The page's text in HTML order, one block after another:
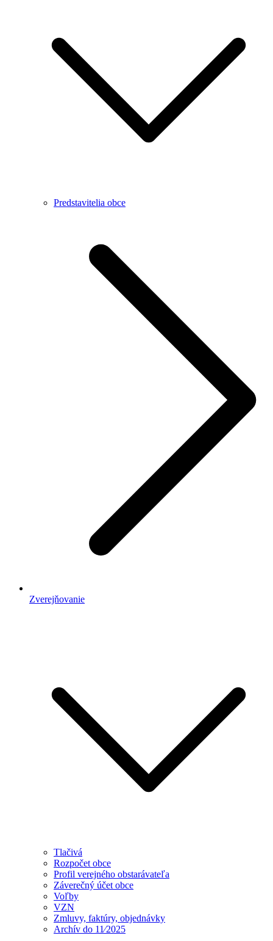
Predstavitelia obce
Zverejňovanie
Tlačivá
Rozpočet obce
Profil verejného obstarávateľa
Záverečný účet obce
Voľby
VZN
Zmluvy, faktúry, objednávky
Archív do 11⁄2025